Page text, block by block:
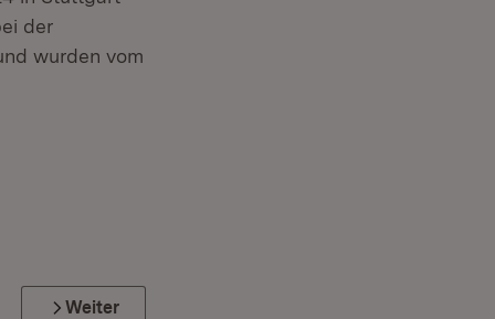
der
wurden vom
Weiter